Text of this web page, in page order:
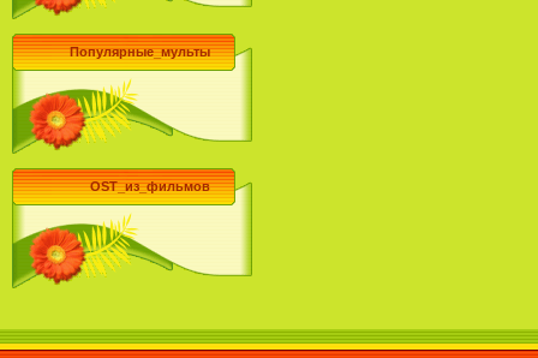
Популярные_мульты
OST_из_фильмов